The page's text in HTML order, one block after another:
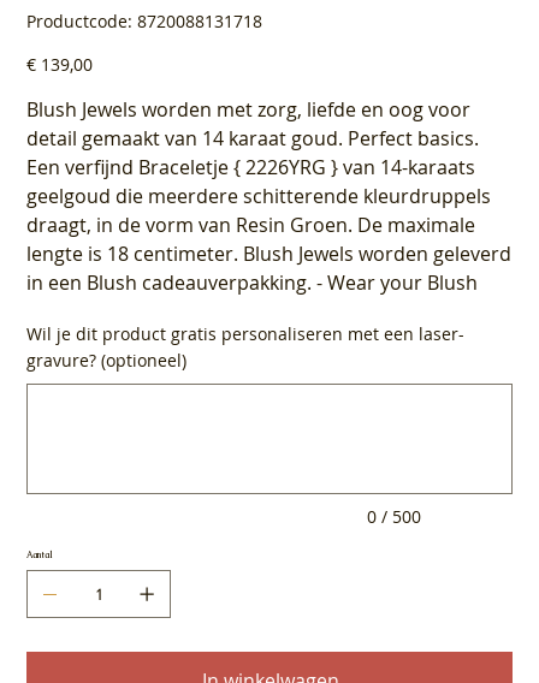
Productcode: Productcode
8720088131718
8720088131718
Prijs
€ 139,00
Blush Jewels worden met zorg, liefde en oog voor
detail gemaakt van 14 karaat goud. Perfect basics.
Een verfijnd Braceletje { 2226YRG } van 14-karaats
geelgoud die meerdere schitterende kleurdruppels
draagt, in de vorm van Resin Groen. De maximale
lengte is 18 centimeter. Blush Jewels worden geleverd
in een Blush cadeauverpakking. - Wear your Blush
Wil je dit product gratis personaliseren met een laser-
gravure? (optioneel)
0 / 500
Aantal